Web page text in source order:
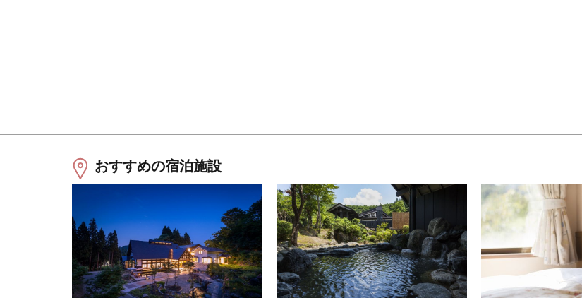
おすすめの宿泊施設